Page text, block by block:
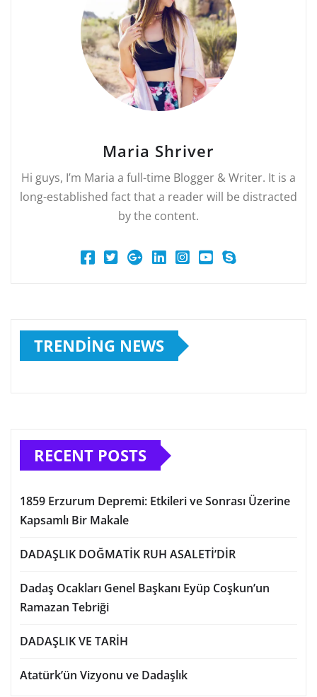
Maria Shriver
Hi guys, I’m Maria a full-time Blogger & Writer. It is a
long-established fact that a reader will be distracted
by the content.
TRENDING NEWS
RECENT POSTS
1859 Erzurum Depremi: Etkileri ve Sonrası Üzerine
Kapsamlı Bir Makale
DADAŞLIK DOĞMATİK RUH ASALETİ’DİR
Dadaş Ocakları Genel Başkanı Eyüp Coşkun’un
Ramazan Tebriği
DADAŞLIK VE TARİH
Atatürk’ün Vizyonu ve Dadaşlık